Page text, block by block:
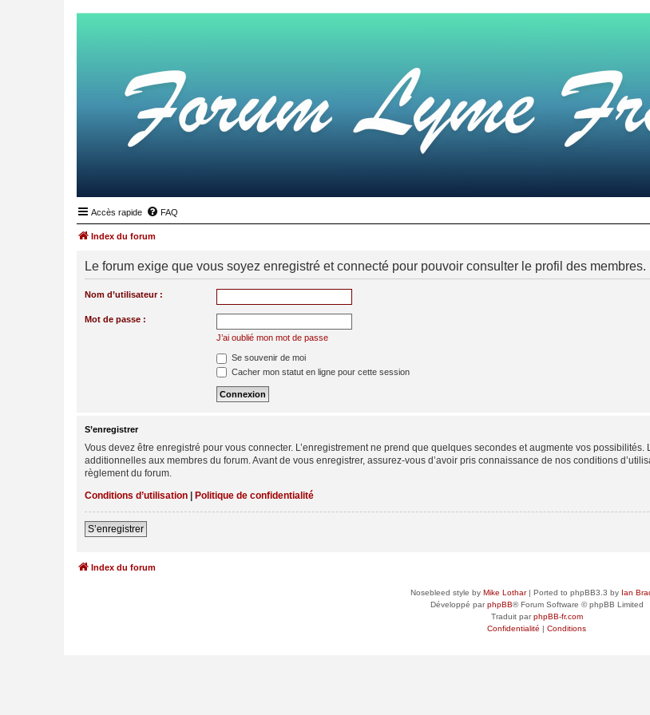
Accès rapide FAQ
Index du forum
Le forum exige que vous soyez enregistré et connecté pour pouvoir consulter le profil des membres.
Nom d’utilisateur :
Mot de passe :
J’ai oublié mon mot de passe
Se souvenir de moi
Cacher mon statut en ligne pour cette session
S’enregistrer
Vous devez être enregistré pour vous connecter. L’enregistrement ne prend que quelques secondes et augmente vos
additionnelles aux membres du forum. Avant de vous enregistrer, assurez-vous d’avoir pris connaissance de nos conditions
règlement du forum.
Conditions d’utilisation | Politique de confidentialité
S’enregistrer
Index du forum
Nosebleed style by Mike Lothar| Ported to phpBB3.3 by Ian
Développé parphpBB® Forum Software © phpBB Limited
Traduit parphpBB-fr.com
Confidentialité | Conditions